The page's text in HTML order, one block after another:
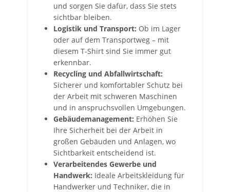
und sorgen Sie dafür, dass Sie stets
sichtbar bleiben.
Logistik und Transport: Ob im Lager
oder auf dem Transportweg – mit
diesem T-Shirt sind Sie immer gut
erkennbar.
Recycling und Abfallwirtschaft:
Sicherer und komfortabler Schutz bei
der Arbeit mit schweren Maschinen
und in anspruchsvollen Umgebungen.
Gebäudemanagement: Erhöhen Sie
Ihre Sicherheit bei der Arbeit in
großen Gebäuden und Anlagen, wo
Sichtbarkeit entscheidend ist.
Verarbeitendes Gewerbe und
Handwerk: Ideale Arbeitskleidung für
Handwerker und Techniker, die in